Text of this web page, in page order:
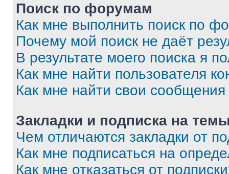
Поиск по форумам
Как мне выполнить поиск по
Почему мой поиск не даёт
В результате моего поиска я
Как мне найти пользователя
Как мне найти свои
Закладки и подписка на
Чем отличаются закладки от
Как мне подписаться на
Как мне отказаться от